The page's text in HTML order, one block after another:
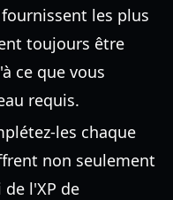
fournissent les plus
toujours être
ce que vous
requis.
les chaque
non seulement
l'XP de